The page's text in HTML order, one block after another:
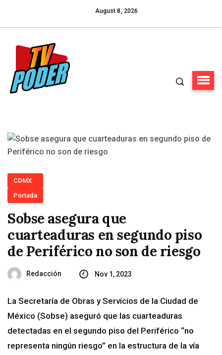
August 8, 2026
CDMX
Portada
Sobse asegura que
cuarteaduras en segundo piso
de Periférico no son de riesgo
Redacción Nov 1, 2023
La Secretaría de Obras y Servicios de la Ciudad de
México (Sobse) aseguró que las cuarteaduras
detectadas en el segundo piso del Periférico “no
representa ningún riesgo” en la estructura de la vía